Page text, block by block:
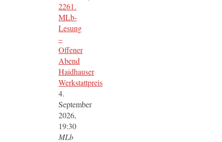
2261.
MLb-
Lesung
–
Offener
Abend
Haidhauser
Werkstattpreis
4.
September
2026,
19:30
MLb